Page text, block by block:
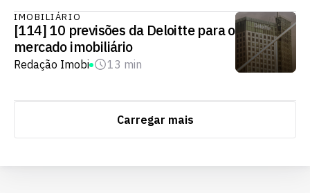
IMOBILIÁRIO
[114] 10 previsões da Deloitte para o
mercado imobiliário
Redação Imobi 13 min
Carregar mais